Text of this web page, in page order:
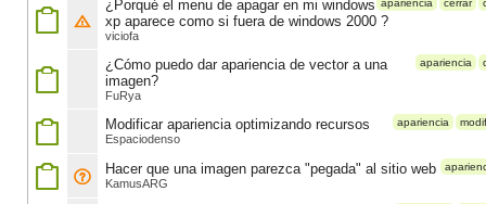
apariencia cerrar
¿Porqué el menu de apagar en mi windows
xp aparece como si fuera de windows 2000 ?
viciofa
apariencia
¿Cómo puedo dar apariencia de vector a una
imagen?
FuRya
apariencia
Modificar apariencia optimizando recursos
Espaciodenso
Hacer que una imagen parezca "pegada" al sitio web
KamusARG